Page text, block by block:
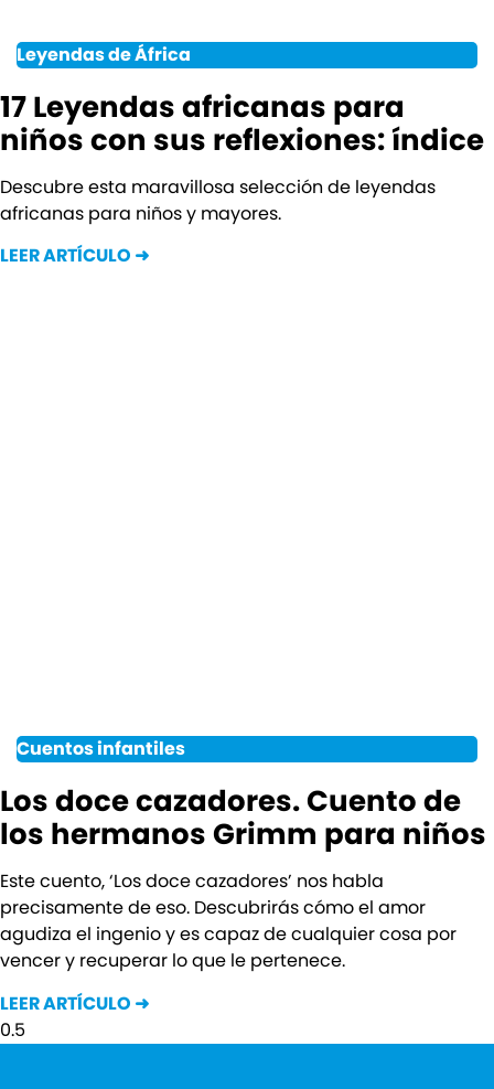
Leyendas de África
17 Leyendas africanas para
niños con sus reflexiones: índice
Descubre esta maravillosa selección de leyendas
africanas para niños y mayores.
LEER ARTÍCULO ➜
Cuentos infantiles
Los doce cazadores. Cuento de
los hermanos Grimm para niños
Este cuento, ‘Los doce cazadores’ nos habla
precisamente de eso. Descubrirás cómo el amor
agudiza el ingenio y es capaz de cualquier cosa por
vencer y recuperar lo que le pertenece.
LEER ARTÍCULO ➜